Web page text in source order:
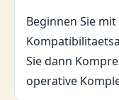
Beginnen Sie mit
Sie dann
operative